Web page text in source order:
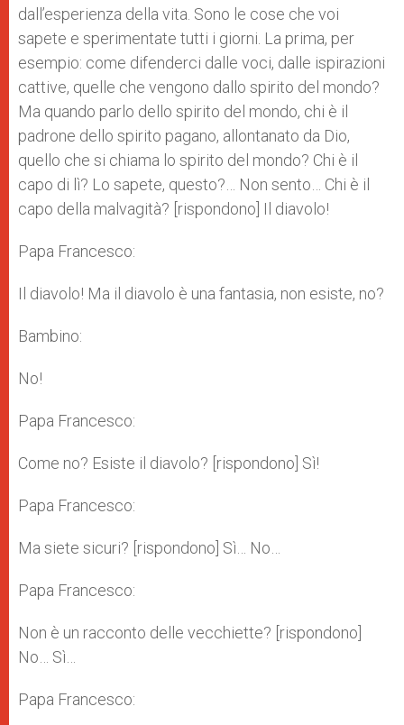
dall’esperienza della vita. Sono le cose che voi
sapete e sperimentate tutti i giorni. La prima, per
esempio: come difenderci dalle voci, dalle ispirazioni
cattive, quelle che vengono dallo spirito del mondo?
Ma quando parlo dello spirito del mondo, chi è il
padrone dello spirito pagano, allontanato da Dio,
quello che si chiama lo spirito del mondo? Chi è il
capo di lì? Lo sapete, questo?… Non sento… Chi è il
capo della malvagità? [rispondono] Il diavolo!
Papa Francesco:
Il diavolo! Ma il diavolo è una fantasia, non esiste, no?
Bambino:
No!
Papa Francesco:
Come no? Esiste il diavolo? [rispondono] Sì!
Papa Francesco:
Ma siete sicuri? [rispondono] Sì… No…
Papa Francesco:
Non è un racconto delle vecchiette? [rispondono]
No… Sì…
Papa Francesco: